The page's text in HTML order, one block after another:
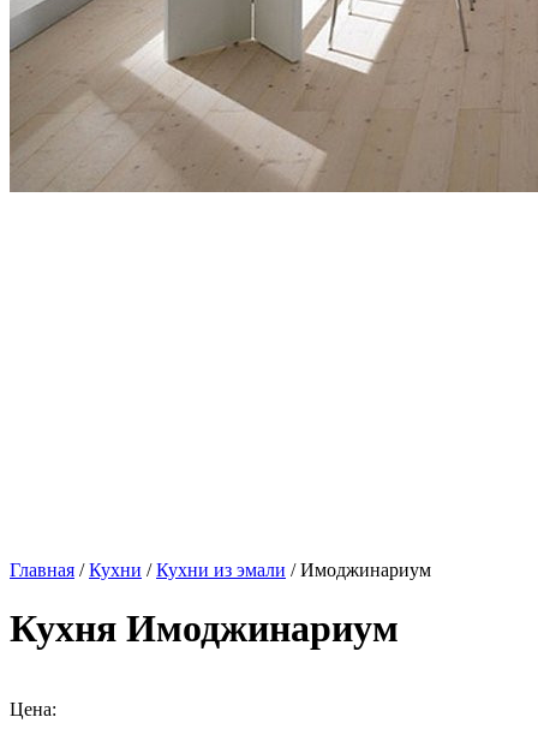
Главная /Кухни /Кухни из эмали / Имоджинариум
Кухня Имоджинариум
Цена: